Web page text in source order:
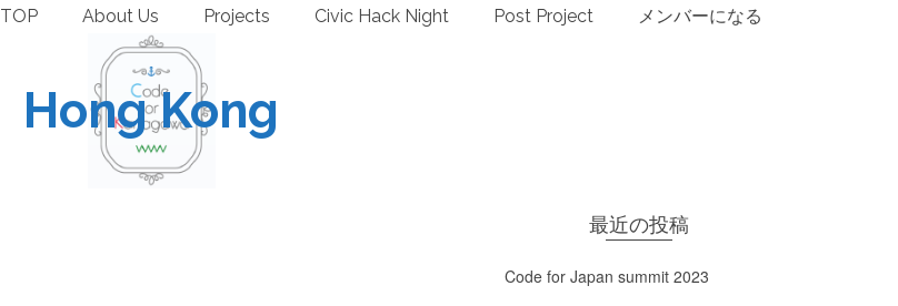
TOP About Us Projects Civic Hack Night Post Project メンバーになる
Hong Kong
最近の投稿
Code for Japan summit 2023